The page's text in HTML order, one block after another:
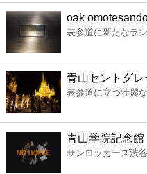
薬局
スーパー
エンタメ
レジャー
書店
oak
表参道に新たなラ
青山セントグレ
表参道に立つ壮麗
青山学院記念館
サンロッカーズ渋